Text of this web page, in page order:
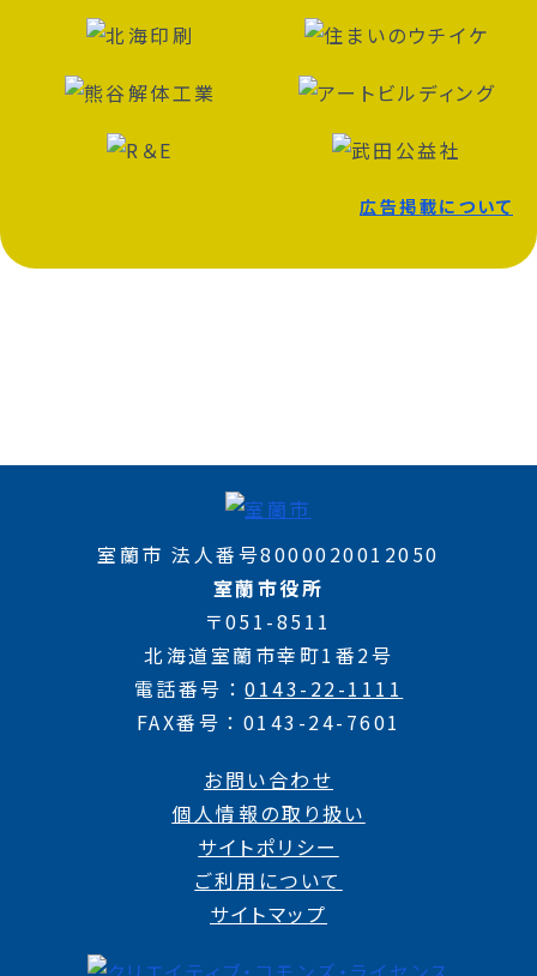
広告掲載について
室蘭市 法人番号8000020012050
室蘭市役所
〒051-8511
北海道室蘭市幸町1番2号
電話番号
0143-22-1111
FAX番号
0143-24-7601
お問い合わせ
個人情報の取り扱い
サイトポリシー
ご利用について
サイトマップ